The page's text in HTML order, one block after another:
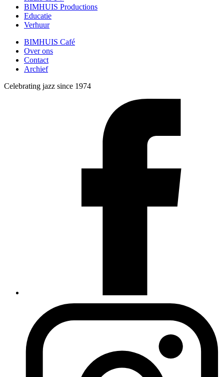
BIMHUIS Productions
Educatie
Verhuur
BIMHUIS Café
Over ons
Contact
Archief
Celebrating jazz since 1974